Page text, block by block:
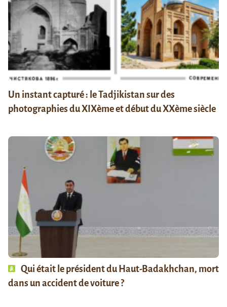
Un instant capturé : le Tadjikistan sur des
photographies du XIXème et début du XXème siècle
Qui était le président du Haut-Badakhchan, mort
dans un accident de voiture ?